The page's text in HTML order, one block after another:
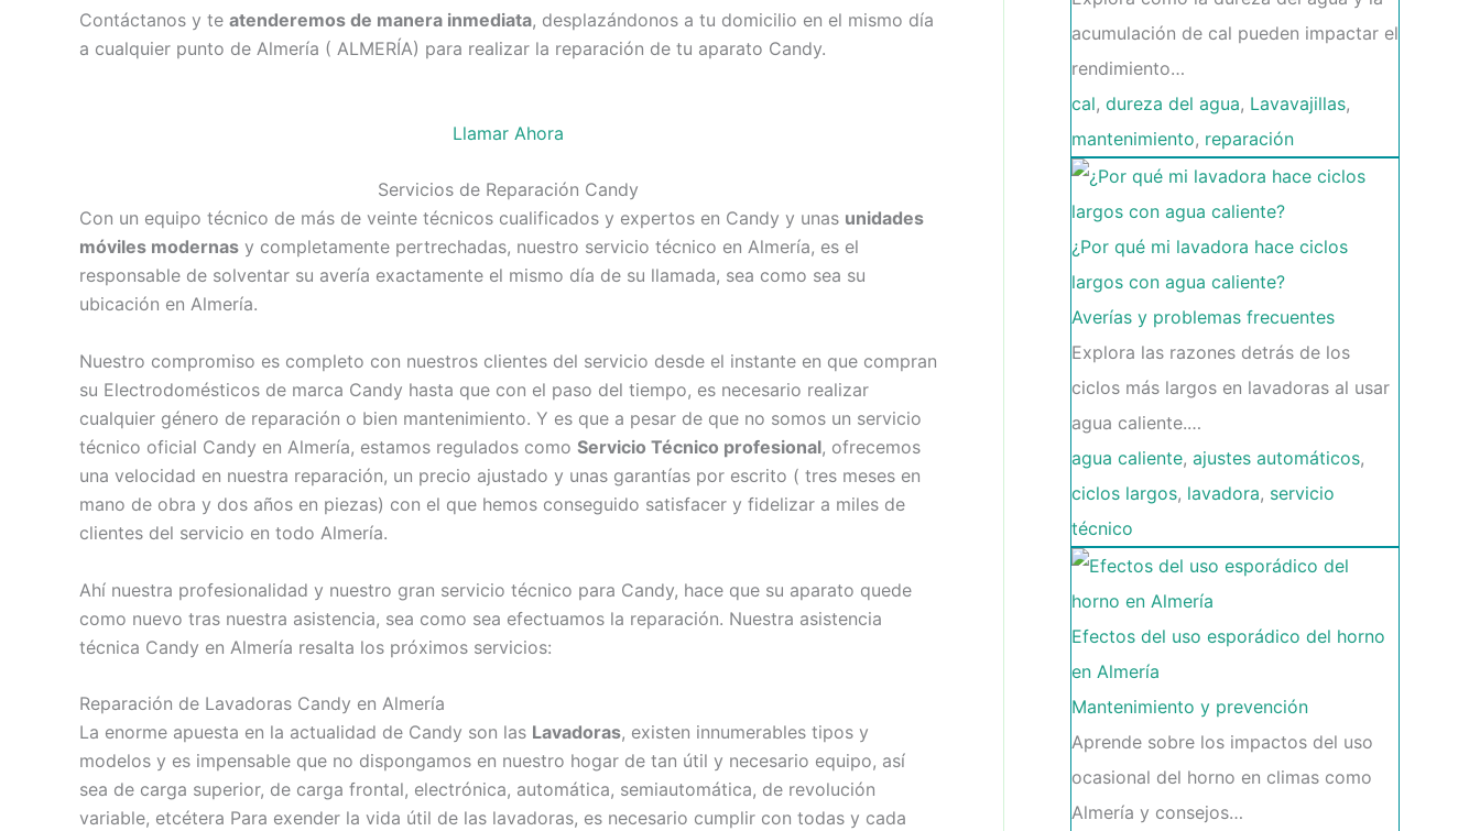
Contáctanos y te atenderemos de manera inmediata, desplazándonos a tu domicilio en el mismo día
a cualquier punto de Almería ( ALMERÍA) para realizar la reparación de tu aparato Candy.
Llamar Ahora
Servicios de Reparación Candy
Con un equipo técnico de más de veinte técnicos cualificados y expertos en Candy y unas unidades
móviles modernas y completamente pertrechadas, nuestro servicio técnico en Almería, es el
responsable de solventar su avería exactamente el mismo día de su llamada, sea como sea su
ubicación en Almería.
Nuestro compromiso es completo con nuestros clientes del servicio desde el instante en que compran
su Electrodomésticos de marca Candy hasta que con el paso del tiempo, es necesario realizar
cualquier género de reparación o bien mantenimiento. Y es que a pesar de que no somos un servicio
técnico oficial Candy en Almería, estamos regulados como Servicio Técnico profesional, ofrecemos
una velocidad en nuestra reparación, un precio ajustado y unas garantías por escrito ( tres meses en
mano de obra y dos años en piezas) con el que hemos conseguido satisfacer y fidelizar a miles de
clientes del servicio en todo Almería.
Ahí nuestra profesionalidad y nuestro gran servicio técnico para Candy, hace que su aparato quede
como nuevo tras nuestra asistencia, sea como sea efectuamos la reparación. Nuestra asistencia
técnica Candy en Almería resalta los próximos servicios:
Reparación de Lavadoras Candy en Almería
La enorme apuesta en la actualidad de Candy son las Lavadoras, existen innumerables tipos y
modelos y es impensable que no dispongamos en nuestro hogar de tan útil y necesario equipo, así
sea de carga superior, de carga frontal, electrónica, automática, semiautomática, de revolución
variable, etcétera Para exender la vida útil de las lavadoras, es necesario cumplir con todas y cada
acumulación de cal pueden impactar el
rendimiento…
cal, dureza del agua, Lavavajillas,
mantenimiento, reparación
¿Por qué mi lavadora hace ciclos
largos con agua caliente?
Averías y problemas frecuentes
Explora las razones detrás de los
ciclos más largos en lavadoras al usar
agua caliente.…
agua caliente, ajustes automáticos,
ciclos largos, lavadora, servicio
técnico
Efectos del uso esporádico del horno
en Almería
Mantenimiento y prevención
Aprende sobre los impactos del uso
ocasional del horno en climas como
Almería y consejos…